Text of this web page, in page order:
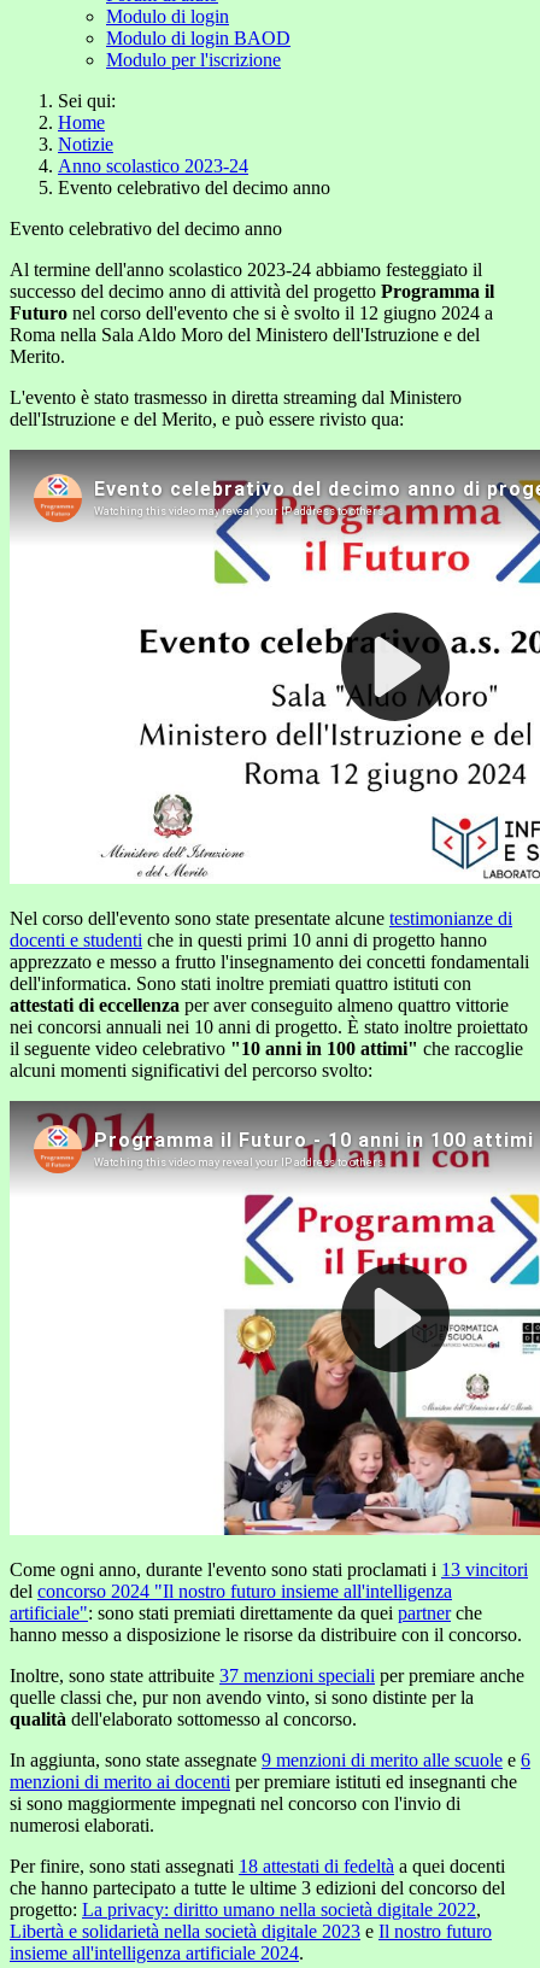
Modulo di login
Modulo di login BAOD
Modulo per l'iscrizione
Sei qui:
Home
Notizie
Anno scolastico 2023-24
Evento celebrativo del decimo anno
Evento celebrativo del decimo anno
Al termine dell'anno scolastico 2023-24 abbiamo festeggiato il
successo del decimo anno di attività del progetto Programma il
Futuro nel corso dell'evento che si è svolto il 12 giugno 2024 a
Roma nella Sala Aldo Moro del Ministero dell'Istruzione e del
Merito.
L'evento è stato trasmesso in diretta streaming dal Ministero
dell'Istruzione e del Merito, e può essere rivisto qua:
Nel corso dell'evento sono state presentate alcune testimonianze di
docenti e studenti che in questi primi 10 anni di progetto hanno
apprezzato e messo a frutto l'insegnamento dei concetti fondamentali
dell'informatica. Sono stati inoltre premiati quattro istituti con
attestati di eccellenza per aver conseguito almeno quattro vittorie
nei concorsi annuali nei 10 anni di progetto. È stato inoltre proiettato
il seguente video celebrativo "10 anni in 100 attimi" che raccoglie
alcuni momenti significativi del percorso svolto:
Come ogni anno, durante l'evento sono stati proclamati i 13 vincitori
del concorso 2024 "Il nostro futuro insieme all'intelligenza
artificiale": sono stati premiati direttamente da quei partnerche
hanno messo a disposizione le risorse da distribuire con il concorso.
Inoltre, sono state attribuite 37 menzioni speciali per premiare anche
quelle classi che, pur non avendo vinto, si sono distinte per la
qualità dell'elaborato sottomesso al concorso.
In aggiunta, sono state assegnate 9 menzioni di merito alle scuole e 6
menzioni di merito ai docenti per premiare istituti ed insegnanti che
si sono maggiormente impegnati nel concorso con l'invio di
numerosi elaborati.
Per finire, sono stati assegnati 18 attestati di fedeltà a quei docenti
che hanno partecipato a tutte le ultime 3 edizioni del concorso del
progetto: La privacy: diritto umano nella società digitale 2022,
Libertà e solidarietà nella società digitale 2023 e Il nostro futuro
insieme all'intelligenza artificiale 2024.